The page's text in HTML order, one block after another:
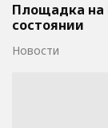
Площадка на
состоянии
Новости